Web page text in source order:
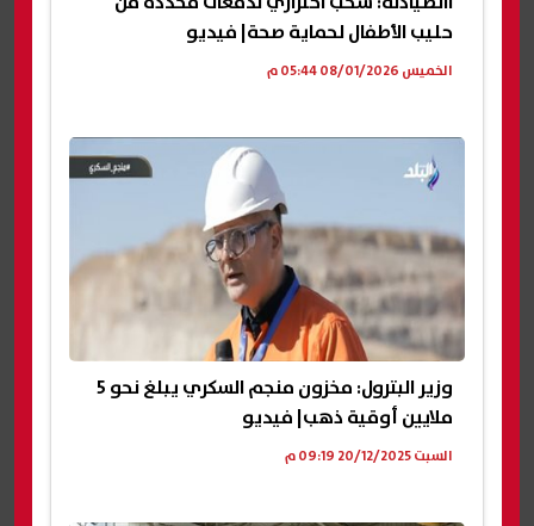
حليب الأطفال لحماية صحة| فيديو
الخميس 08/01/2026 05:44 م
وزير البترول: مخزون منجم السكري يبلغ نحو 5
ملايين أوقية ذهب| فيديو
السبت 20/12/2025 09:19 م